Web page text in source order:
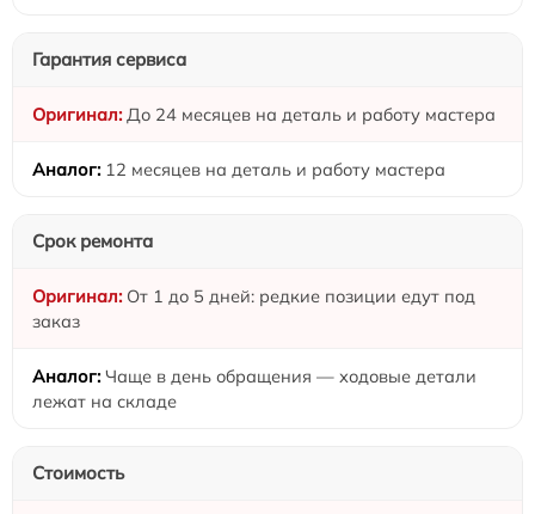
Гарантия сервиса
До 24 месяцев на деталь и работу мастера
12 месяцев на деталь и работу мастера
Срок ремонта
От 1 до 5 дней: редкие позиции едут под
заказ
Чаще в день обращения — ходовые детали
лежат на складе
Стоимость